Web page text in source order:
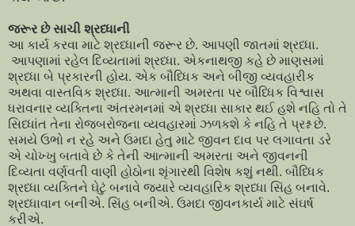
જરૂર છે સાચી શ્રધ્ધાની
આ કાર્ય કરવા માટે શ્રધ્ધાની જરૂર છે. આપણી જાતમાં શ્રધ્ધા.
આપણામાં રહેલ દિવ્યતામાં શ્રધ્ધા. એકનાથજી કહે છે માણસમાં
શ્રધ્ધા બે પ્રકારની હોય. એક બૌધ્ધિક અને બીજી વ્યવહારીક
અથવા વાસ્તવિક શ્રધ્ધા. આત્માની અમરતા પર બૌધ્ધિક વિશ્વાસ
ધરાવનાર વ્યક્તિના અંતરમનમાં એ શ્રધ્ધા સાકાર થઈ હશે નહિ તો તે
સિધ્ધાંત તેના રોજબરોજના વ્યવહારમાં ઝળકશે કે નહિ તે પ્રશ્ન છે.
સમયે ઉભો ન રહે અને ઉમદા હેતુ માટે જીવન દાવ પર લગાવતા ડરે
એ ચોખ્ખુ બતાવે છે કે તેની આત્માની અમરતા અને જીવનની
દિવ્યતા વર્ણવતી વાણી હોઠોના શૃંગારથી વિશેષ કશું નથી. બૌધ્ધિક
શ્રધ્ધા વ્યક્તિને ઘેટું બનાવે જયારે વ્યવહારિક શ્રધ્ધા સિંહ બનાવે.
શ્રધ્ધાવાન બનીએ. સિંહ બનીએ. ઉમદા જીવનકાર્ય માટે સંઘર્ષ
કરીએ.